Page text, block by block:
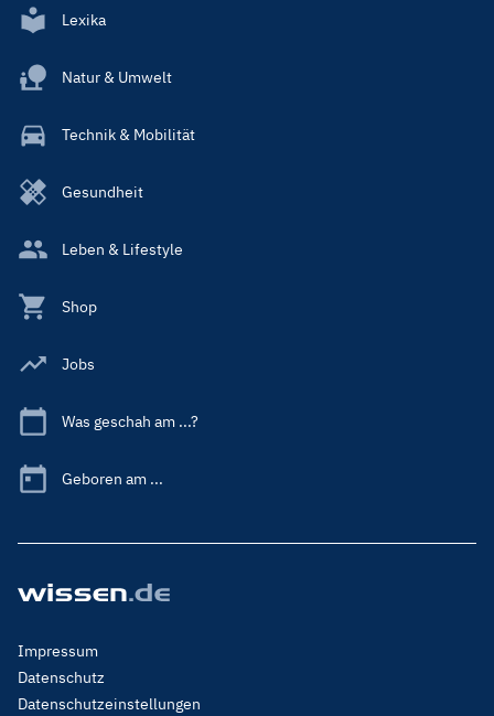
Lexika
Natur & Umwelt
Technik & Mobilität
Gesundheit
Leben & Lifestyle
Shop
Jobs
Was geschah am ...?
Geboren am ...
Footer
Menu
Legal
Impressum
Datenschutz
Datenschutzeinstellungen